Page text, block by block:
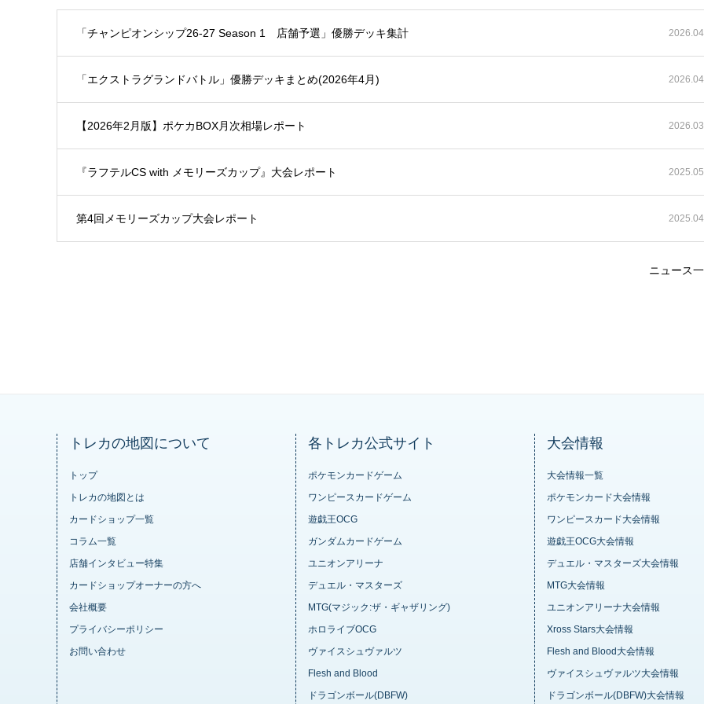
「チャンピオンシップ26-27 Season 1 店舗予選」優勝デッキ集計
「エクストラグランドバトル」優勝デッキまとめ(2026年4月)
【2026年2月版】ポケカBOX月次相場レポート
『ラフテルCS with メモリーズカップ』大会レポート
第4回メモリーズカップ大会レポート
ニュース
トレカの地図について
トップ
トレカの地図とは
カードショップ一覧
コラム一覧
店舗インタビュー特集
カードショップオーナーの方へ
会社概要
プライバシーポリシー
お問い合わせ
各トレカ公式サイト
ポケモンカードゲーム
ワンピースカードゲーム
遊戯王OCG
ガンダムカードゲーム
ユニオンアリーナ
デュエル・マスターズ
MTG(マジック:ザ・ギャザリング)
ホロライブOCG
ヴァイスシュヴァルツ
Flesh and Blood
ドラゴンボール(DBFW)
大会情報
大会情報一覧
ポケモンカード大会情報
ワンピースカード大会情報
遊戯王OCG大会情報
デュエル・マスターズ大会情報
MTG大会情報
ユニオンアリーナ大会情報
Xross Stars大会情報
Flesh and Blood大会情報
ヴァイスシュヴァルツ大会情報
ドラゴンボール(DBFW)大会情報